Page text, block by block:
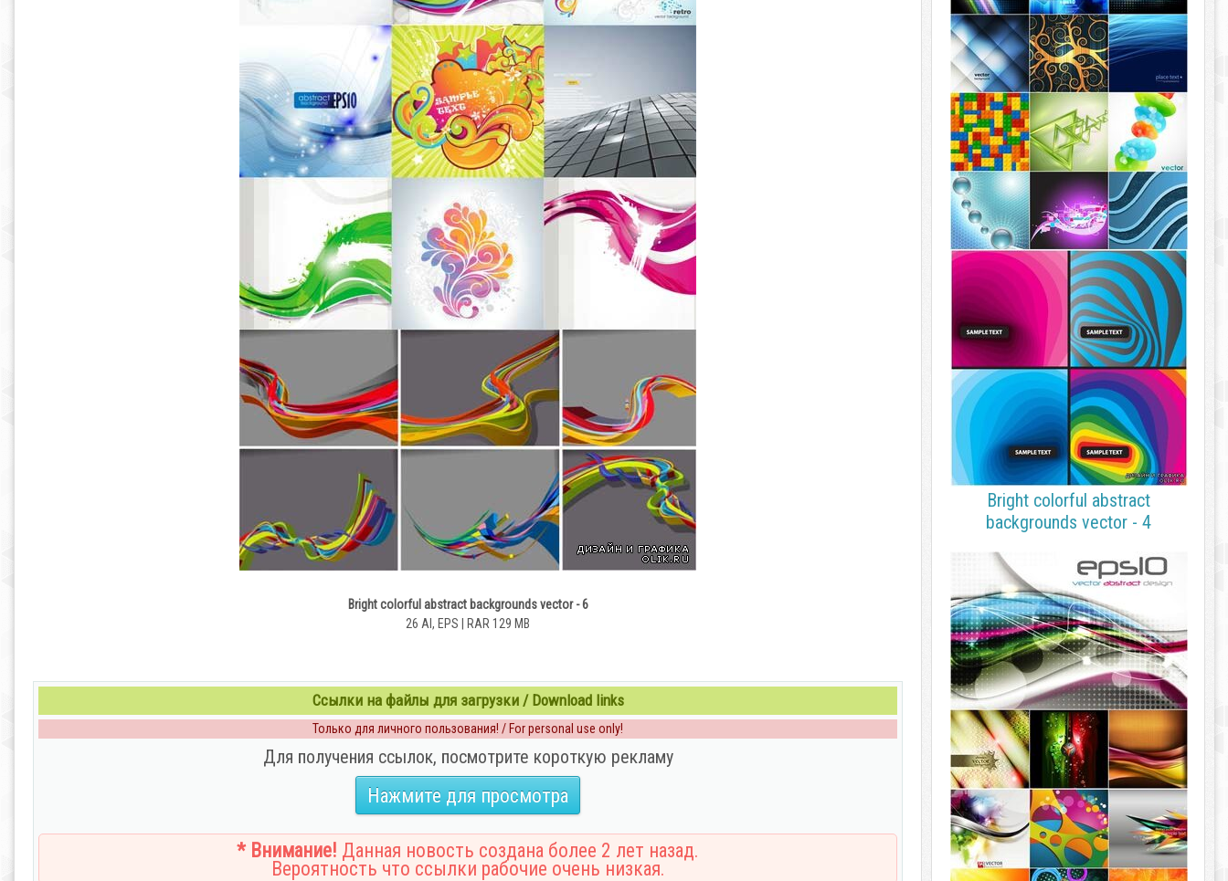
Bright colorful abstract backgrounds vector - 6
26 AI, EPS | RAR 129 MB
Ссылки на файлы для загрузки / Download links
Только для личного пользования! / For personal use only!
Для получения ссылок, посмотрите короткую рекламу
Нажмите для просмотра
* Внимание! Данная новость создана более 2 лет назад.
Вероятность что ссылки рабочие очень низкая.
Bright colorful abstract
backgrounds vector - 4